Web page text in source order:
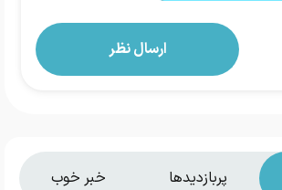
پربازدیدها خبر خوب